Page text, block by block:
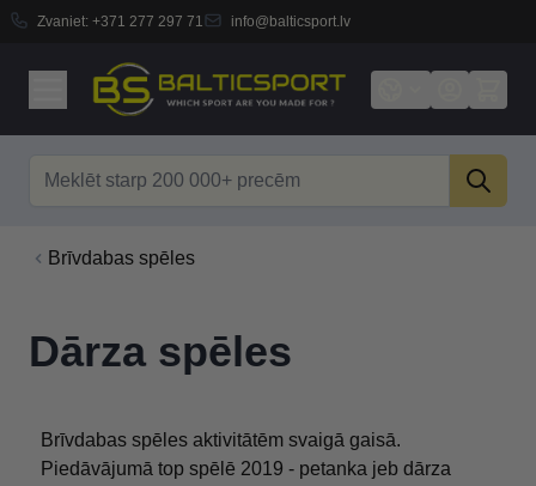
Zvaniet: +371 277 297 71 info@balticsport.lv
Brīvdabas spēles
Dārza spēles
Brīvdabas spēles aktivitātēm svaigā gaisā.
Piedāvājumā top spēlē 2019 - petanka jeb dārza